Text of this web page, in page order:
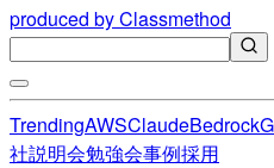
produced by Classmethod
TrendingAWSClaudeBedrock
社説明会勉強会事例採用